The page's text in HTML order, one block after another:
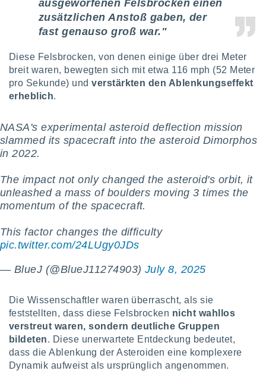
klicken.
und
oder
um
Adressen
und diese
eines
Sie
dies zu
Sie Ihre
ausgeworfenen Felsbrocken einen
zusätzlichen Anstoß gaben, der
fast genauso groß war."
Diese Felsbrocken, von denen einige über drei Meter
breit waren, bewegten sich mit etwa 116 mph (52 Meter
pro Sekunde) undverstärkten den Ablenkungseffekt
erheblich.
NASA's experimental asteroid deflection mission
slammed its spacecraft into the asteroid Dimorphos
in 2022.
The impact not only changed the asteroid's orbit, it
unleashed a mass of boulders moving 3 times the
momentum of the spacecraft.
This factor changes the difficulty
pic.twitter.com/24LUgy0JDs
— BlueJ (@BlueJ11274903) July 8, 2025
Die Wissenschaftler waren überrascht, als sie
feststellten, dass diese Felsbrocken nicht wahllos
verstreut waren, sondern deutliche Gruppen
bildeten. Diese unerwartete Entdeckung bedeutet,
dass die Ablenkung der Asteroiden eine komplexere
Dynamik aufweist als ursprünglich angenommen.